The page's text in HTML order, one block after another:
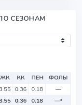
СЕЗОНАМ
ЖК КК ПЕН
ФОЛЫ
0.36 0.18
—
0.36 0.18 —*